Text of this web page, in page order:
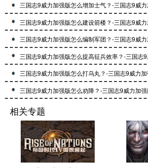
三国志9威力加强版怎么增加士气？-三国志9威
三国志9威力加强版怎么建设箭楼？-三国志9威
三国志9威力加强版怎么编制军团？-三国志9威
三国志9威力加强版怎么打乌丸？-三国志9威力
三国志9威力加强版怎么劝降？-三国志9威力加
相关专题